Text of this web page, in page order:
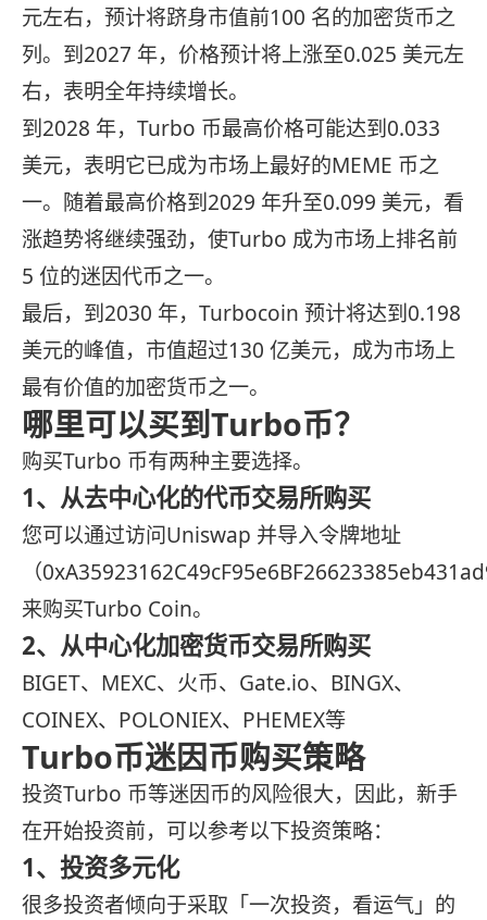
元左右，预计将跻身市值前100 名的加密货币之
列。到2027 年，价格预计将上涨至0.025 美元左
右，表明全年持续增长。
到2028 年，Turbo 币最高价格可能达到0.033
美元，表明它已成为市场上最好的MEME 币之
一。随着最高价格到2029 年升至0.099 美元，看
涨趋势将继续强劲，使Turbo 成为市场上排名前
5 位的迷因代币之一。
最后，到2030 年，Turbocoin 预计将达到0.198
美元的峰值，市值超过130 亿美元，成为市场上
最有价值的加密货币之一。
哪里可以买到Turbo币？
购买Turbo 币有两种主要选择。
1、从去中心化的代币交易所购买
您可以通过访问Uniswap 并导入令牌地址
（
来购买Turbo Coin。
2、从中心化加密货币交易所购买
BIGET、MEXC、火币、Gate.io、BINGX、
COINEX、POLONIEX、PHEMEX等
Turbo币迷因币购买策略
投资Turbo 币等迷因币的风险很大，因此，新手
在开始投资前，可以参考以下投资策略：
1、投资多元化
很多投资者倾向于采取「一次投资，看运气」的